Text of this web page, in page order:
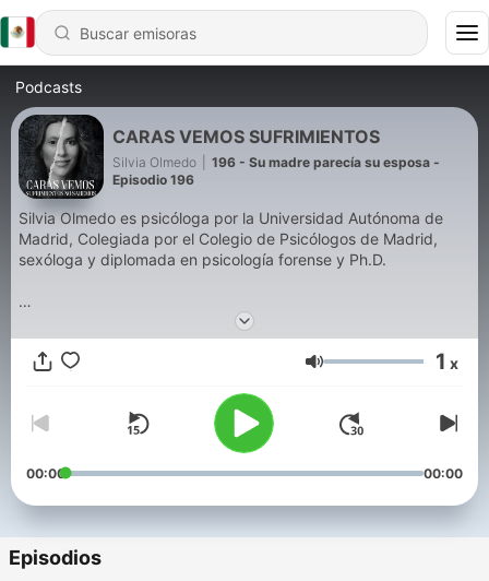
Podcasts
CARAS VEMOS SUFRIMIENTOS
Silvia Olmedo
196 - Su madre parecía su esposa -
Episodio 196
Silvia Olmedo es psicóloga por la Universidad Autónoma de
Madrid, Colegiada por el Colegio de Psicólogos de Madrid,
sexóloga y diplomada en psicología forense y Ph.D.
Pero aquí la protagonista no es Silvia Olmedo sino los
entrevistados que comparten testimonios de superación
increíbles que han querido compartir grandes aprendizajes.
Recuerda si a raíz de este episodio consideras que necesitas
ayuda acude a un psicólogo clínico o psiquiatra.
Todas las historias son REALES. La información ofrecida por la
salud mental, estos testimonios no so para menores de edad y
Conviértete en un supporter de este podcast:
Volumen 1 x
00:00 00:00
Episodios